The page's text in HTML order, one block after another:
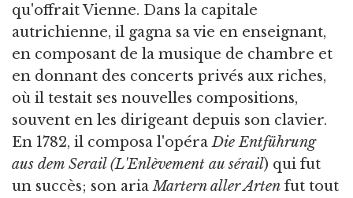
qu'offrait Vienne. Dans la capitale
autrichienne, il gagna sa vie en enseignant,
en composant de la musique de chambre et
en donnant des concerts privés aux riches,
où il testait ses nouvelles compositions,
souvent en les dirigeant depuis son clavier.
En 1782, il composa l'opéraDie Entführung
aus dem Serail(L'Enlèvement au sérail) qui fut
un succès; son ariaMartern aller Arten fut tout